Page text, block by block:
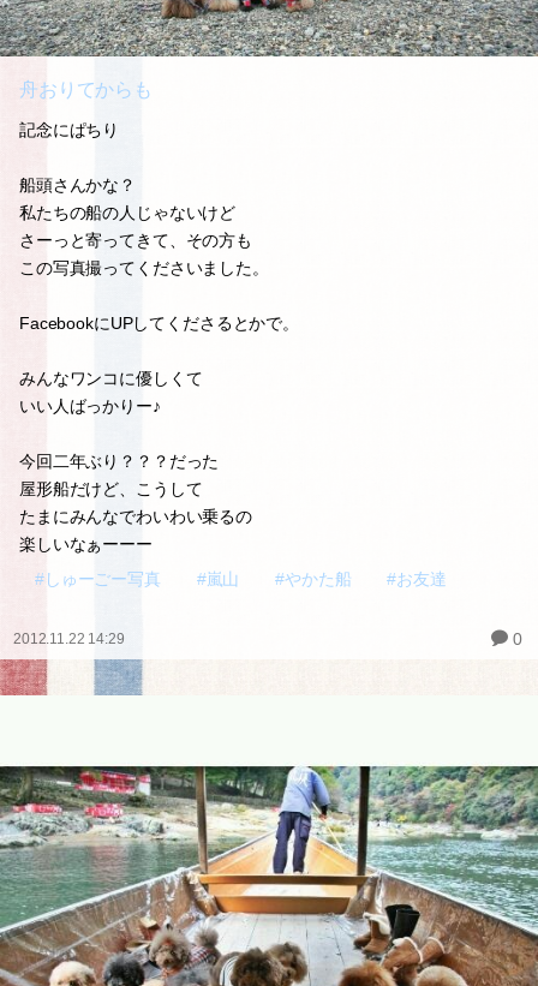
舟おりてからも
記念にぱちり
船頭さんかな？
私たちの船の人じゃないけど
さーっと寄ってきて、その方も
この写真撮ってくださいました。
FacebookにUPしてくださるとかで。
みんなワンコに優しくて
いい人ばっかりー♪
今回二年ぶり？？？だった
屋形船だけど、こうして
たまにみんなでわいわい乗るの
楽しいなぁーーー
#しゅーごー写真
#嵐山 #やかた船 #お友達
2012.11.22 14:29 0